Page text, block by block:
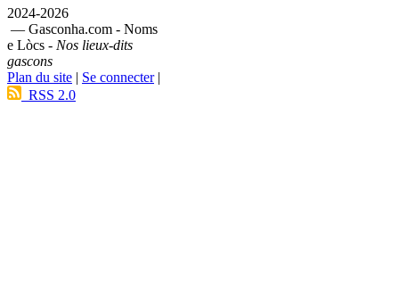
2024-2026
— Gasconha.com - Noms
e Lòcs - Nos lieux-dits
gascons
Plan du site | Se connecter|
RSS 2.0